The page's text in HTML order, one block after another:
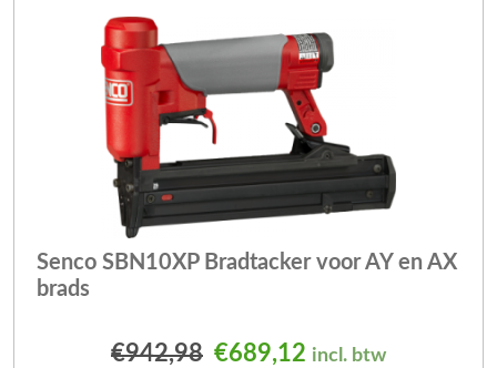
Senco SBN10XP Bradtacker voor AY en AX
brads
€942,98 Oorspronkelijke prijs
€689,12 Huidige prijs is:
incl. btw